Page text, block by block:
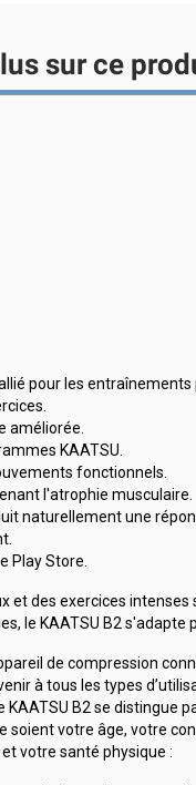
sur ce
pour les
améliorée.
KAATSU.
fonctionnels.
l'atrophie musculaire.
naturellement une
Play Store.
des exercices
le KAATSU B2
de compression
à tous les types
B2 se distingue
votre âge, votre
votre santé physique :